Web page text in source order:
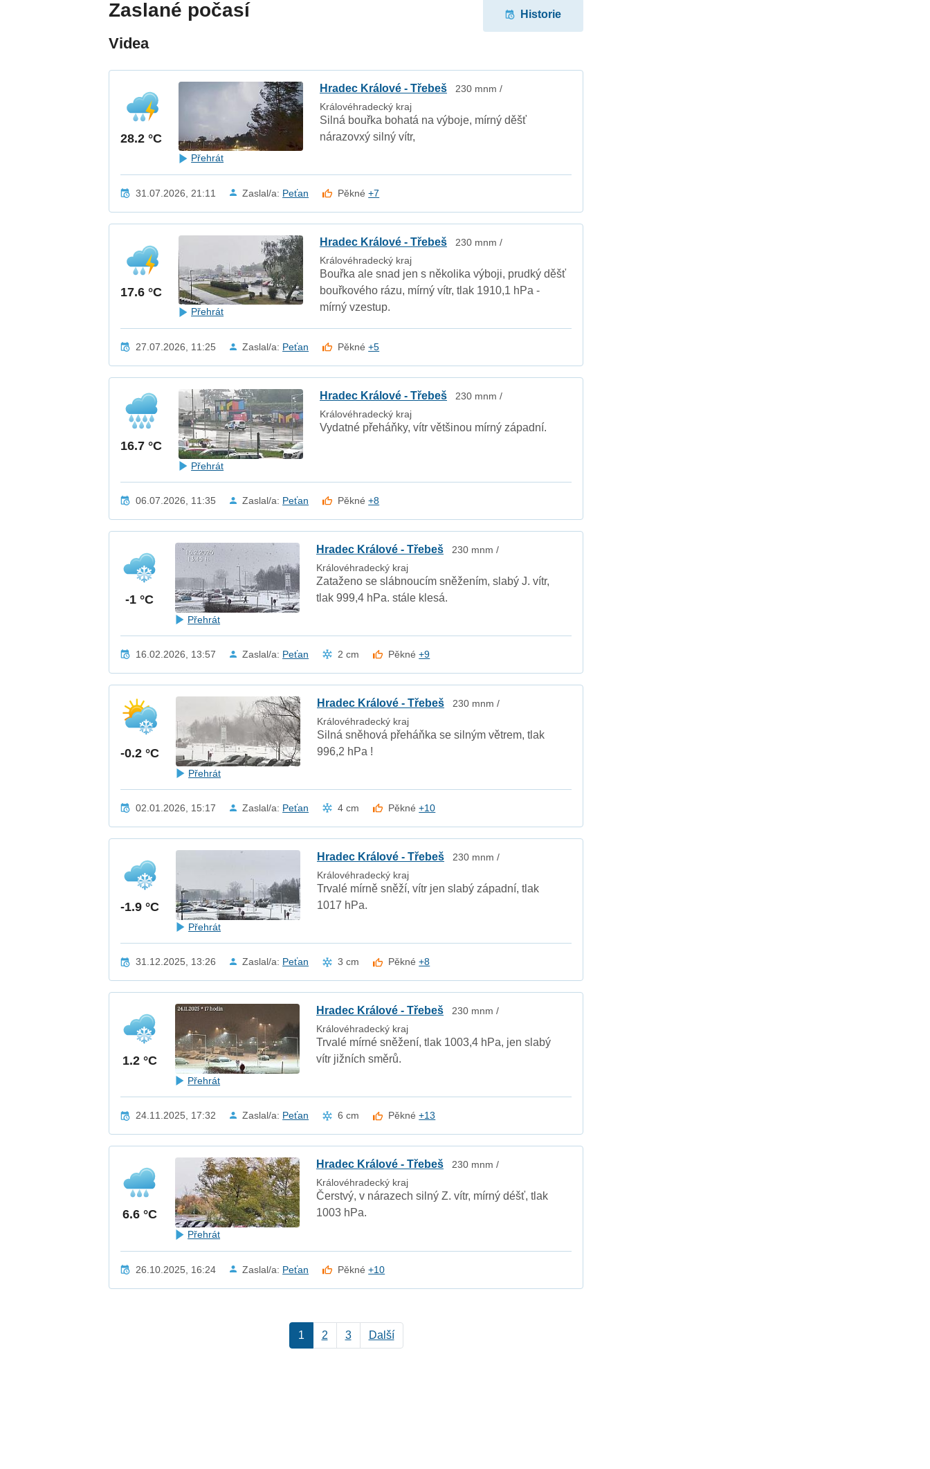
Zaslané počasí
Videa
Historie
28.2 °C
Přehrát
Hradec Králové - Třebeš
230 mnm /
Královéhradecký kraj
Silná bouřka bohatá na výboje, mírný děšť
nárazovxý silný vítr,
31.07.2026, 21:11 Zaslal/a: Peťan Pěkné+7
17.6 °C
Přehrát
Hradec Králové - Třebeš
230 mnm /
Královéhradecký kraj
Bouřka ale snad jen s několika výboji, prudký děšť
bouřkového rázu, mírný vítr, tlak 1910,1 hPa -
mírný vzestup.
27.07.2026, 11:25 Zaslal/a: Peťan Pěkné+5
16.7 °C
Přehrát
Hradec Králové - Třebeš
230 mnm /
Královéhradecký kraj
Vydatné přeháňky, vítr většinou mírný západní.
06.07.2026, 11:35 Zaslal/a: Peťan Pěkné+8
-1 °C
Přehrát
Hradec Králové - Třebeš
230 mnm /
Královéhradecký kraj
Zataženo se slábnoucím sněžením, slabý J. vítr,
tlak 999,4 hPa. stále klesá.
16.02.2026, 13:57 Zaslal/a: Peťan 2 cm Pěkné+9
-0.2 °C
Přehrát
Hradec Králové - Třebeš
230 mnm /
Královéhradecký kraj
Silná sněhová přeháňka se silným větrem, tlak
996,2 hPa !
02.01.2026, 15:17 Zaslal/a: Peťan 4 cm Pěkné+10
-1.9 °C
Přehrát
Hradec Králové - Třebeš
230 mnm /
Královéhradecký kraj
Trvalé mírně sněží, vítr jen slabý západní, tlak
1017 hPa.
31.12.2025, 13:26 Zaslal/a: Peťan 3 cm Pěkné+8
1.2 °C
Přehrát
Hradec Králové - Třebeš
230 mnm /
Královéhradecký kraj
Trvalé mírné sněžení, tlak 1003,4 hPa, jen slabý
vítr jižních směrů.
24.11.2025, 17:32 Zaslal/a: Peťan 6 cm Pěkné+13
6.6 °C
Přehrát
Hradec Králové - Třebeš
230 mnm /
Královéhradecký kraj
Čerstvý, v nárazech silný Z. vítr, mírný déšť, tlak
1003 hPa.
26.10.2025, 16:24 Zaslal/a: Peťan Pěkné+10
1 2 3 Další